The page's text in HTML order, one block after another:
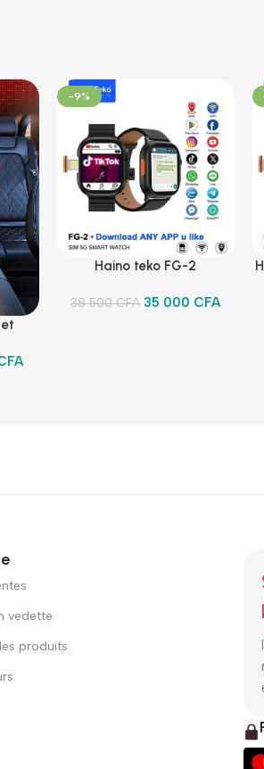
-9%
Ajouter Au Panier
Haino teko FG-2
38 500CFA 35 000 CFA
vedette
produits